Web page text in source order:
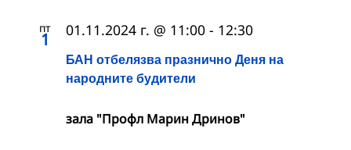
пт
1
БАН отбелязва празнично Деня на
народните будители
01.11.2024 г. @ 11:00 - 12:30
зала "Профл Марин Дринов"